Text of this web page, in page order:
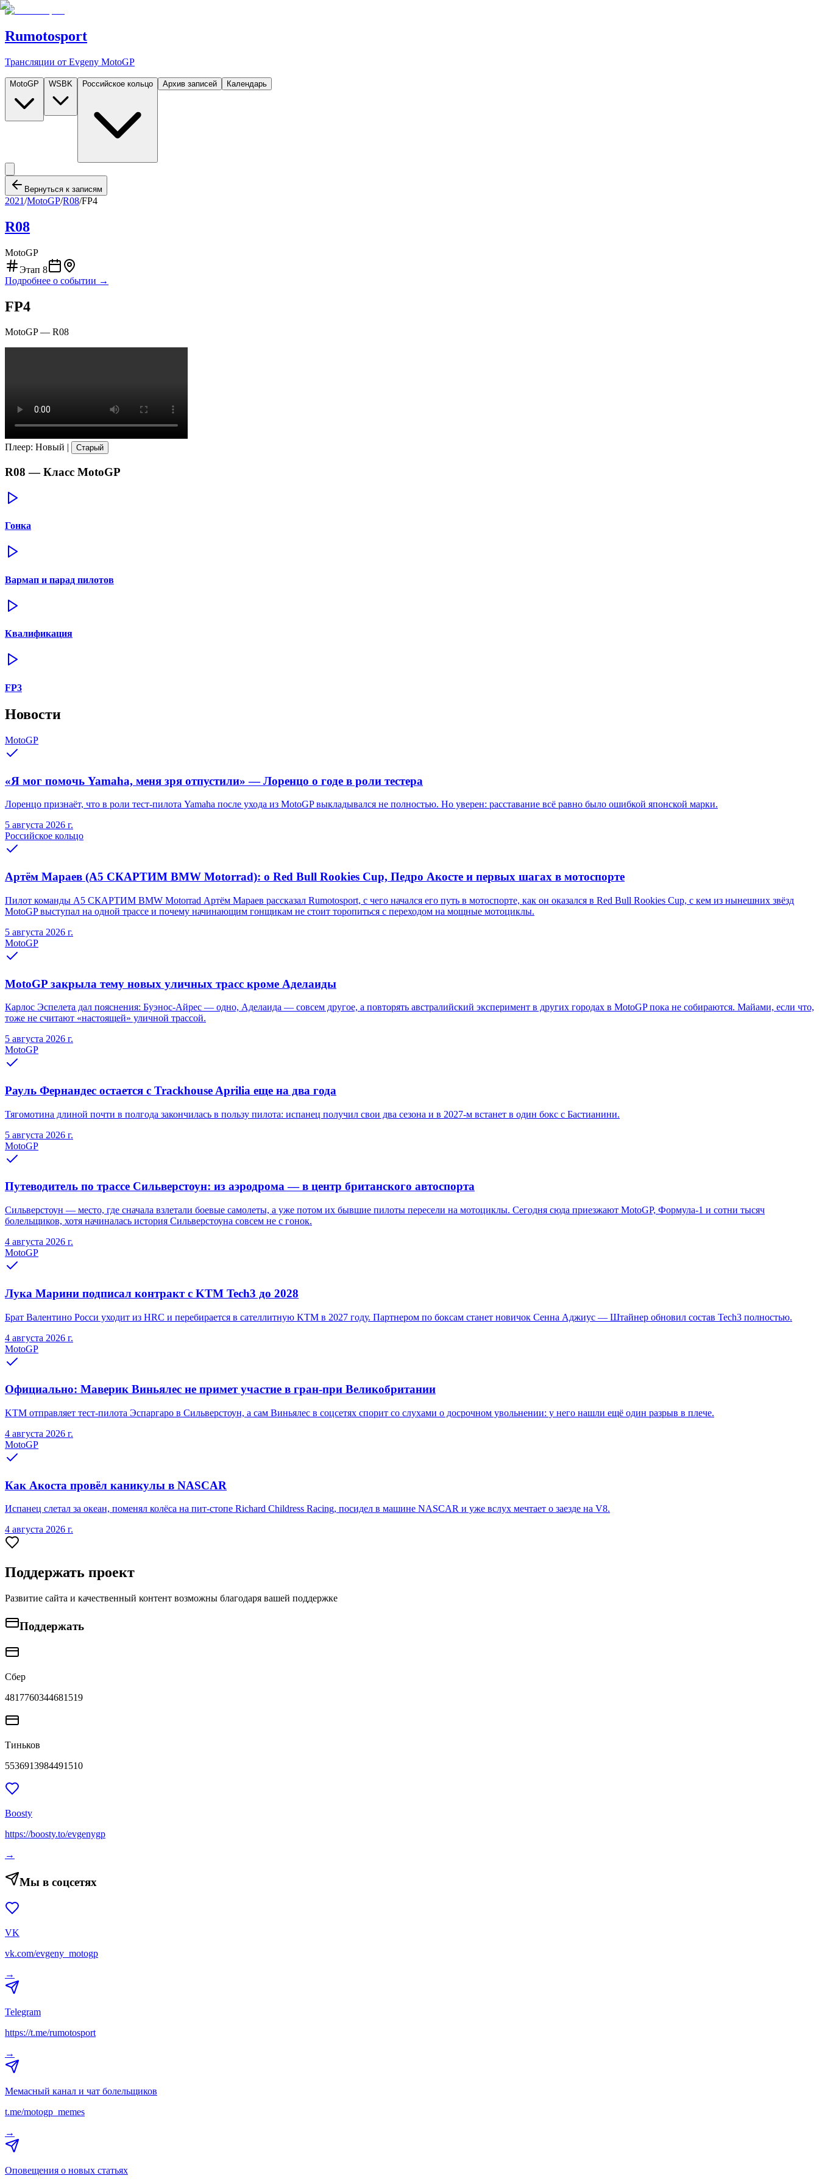
Rumotosport
Трансляции от Evgeny MotoGP
MotoGP WSBK Российское кольцо Архив записей Календарь
Вернуться к записям
2021/MotoGP/R08/FP4
R08
MotoGP
Этап 8
Подробнее о событии →
FP4
MotoGP— R08
Плеер: Новый | Старый
R08 — Класс MotoGP
Гонка
Вармап и парад пилотов
Квалификация
FP3
Новости
MotoGP
«Я мог помочь Yamaha, меня зря отпустили» — Лоренцо о годе в роли тестера
Лоренцо признаёт, что в роли тест-пилота Yamaha после ухода из MotoGP выкладывался не полностью. Но уверен: расставание всё равно было ошибкой японской марки.
5 августа 2026 г.
Российское кольцо
Артём Мараев (A5 СКАРТИМ BMW Motorrad): о Red Bull Rookies Cup, Педро Акосте и первых шагах в мотоспорте
Пилот команды A5 СКАРТИМ BMW Motorrad Артём Мараев рассказал Rumotosport, с чего начался его путь в мотоспорте, как он оказался в Red Bull Rookies Cup, с кем из нынешних звёзд
MotoGP выступал на одной трассе и почему начинающим гонщикам не стоит торопиться с переходом на мощные мотоциклы.
5 августа 2026 г.
MotoGP
MotoGP закрыла тему новых уличных трасс кроме Аделаиды
Карлос Эспелета дал пояснения: Буэнос-Айрес — одно, Аделаида — совсем другое, а повторять австралийский эксперимент в других городах в MotoGP пока не собираются. Майами, если что,
тоже не считают «настоящей» уличной трассой.
5 августа 2026 г.
MotoGP
Рауль Фернандес остается с Trackhouse Aprilia еще на два года
Тягомотина длиной почти в полгода закончилась в пользу пилота: испанец получил свои два сезона и в 2027-м встанет в один бокс с Бастианини.
5 августа 2026 г.
MotoGP
Путеводитель по трассе Сильверстоун: из аэродрома — в центр британского автоспорта
Сильверстоун — место, где сначала взлетали боевые самолеты, а уже потом их бывшие пилоты пересели на мотоциклы. Сегодня сюда приезжают MotoGP, Формула-1 и сотни тысяч
болельщиков, хотя начиналась история Сильверстоуна совсем не с гонок.
4 августа 2026 г.
MotoGP
Лука Марини подписал контракт с KTM Tech3 до 2028
Брат Валентино Росси уходит из HRC и перебирается в сателлитную KTM в 2027 году. Партнером по боксам станет новичок Сенна Аджиус — Штайнер обновил состав Tech3 полностью.
4 августа 2026 г.
MotoGP
Официально: Маверик Виньялес не примет участие в гран-при Великобритании
KTM отправляет тест-пилота Эспаргаро в Сильверстоун, а сам Виньялес в соцсетях спорит со слухами о досрочном увольнении: у него нашли ещё один разрыв в плече.
4 августа 2026 г.
MotoGP
Как Акоста провёл каникулы в NASCAR
Испанец слетал за океан, поменял колёса на пит-стопе Richard Childress Racing, посидел в машине NASCAR и уже вслух мечтает о заезде на V8.
4 августа 2026 г.
Поддержать проект
Развитие сайта и качественный контент возможны благодаря вашей поддержке
Поддержать
Сбер
4817760344681519
Тиньков
5536913984491510
Boosty
https://boosty.to/evgenygp
→
Мы в соцсетях
VK
vk.com/evgeny_motogp
→
Telegram
https://t.me/rumotosport
→
Мемасный канал и чат болельщиков
t.me/motogp_memes
→
Оповещения о новых статьях